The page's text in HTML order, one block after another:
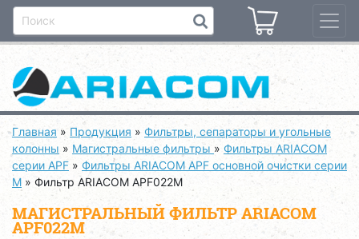
Главная » Продукция » Фильтры, сепараторы и угольные
колонны » Магистральные фильтры » Фильтры ARIACOM
серии APF » Фильтры ARIACOM APF основной очистки серии
M » Фильтр ARIACOM APF022M
МАГИСТРАЛЬНЫЙ ФИЛЬТР ARIACOM
APF022M